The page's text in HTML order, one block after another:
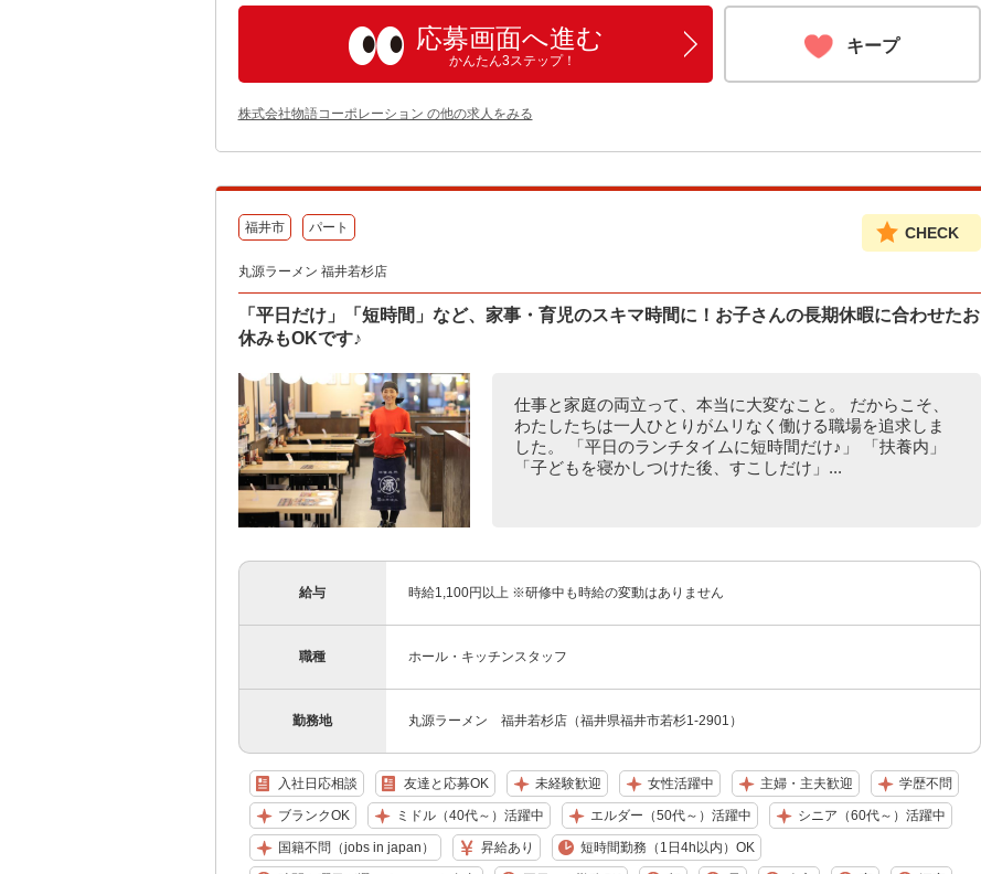
応募画面へ進む
かんたん3ステップ！
キープ
株式会社物語コーポレーション の他の求人をみる
福井市 パート CHECK
丸源ラーメン 福井若杉店
「平日だけ」「短時間」など、家事・育児のスキマ時間に！お子さんの長期休暇に合わせたお
休みもOKです♪
仕事と家庭の両立って、本当に大変なこと。 だからこそ、
わたしたちは一人ひとりがムリなく働ける職場を追求しま
した。 「平日のランチタイムに短時間だけ♪」 「扶養内」
「子どもを寝かしつけた後、すこしだけ」...
給与 時給1,100円以上 ※研修中も時給の変動はありません
職種 ホール・キッチンスタッフ
勤務地 丸源ラーメン 福井若杉店（福井県福井市若杉1-2901）
入社日応相談 友達と応募OK 未経験歓迎 女性活躍中 主婦・主夫歓迎 学歴不問
ブランクOK ミドル（40代～）活躍中 エルダー（50代～）活躍中 シニア（60代～）活躍中
国籍不問（jobs in japan） 昇給あり 短時間勤務（1日4h以内）OK